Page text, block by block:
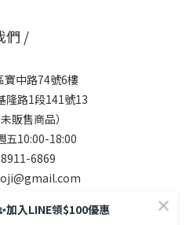
們 /
寶中路74號6樓
隆路1段141號13
販售商品）
五10:00-18:00
6869
加入LINE領$100優惠